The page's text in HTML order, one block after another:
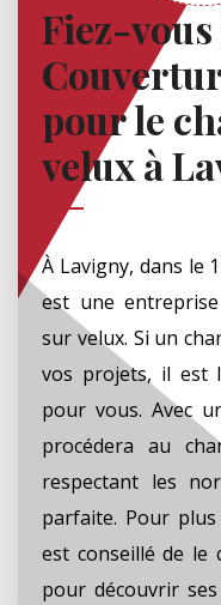
Fiez-vous
pour le
velux à
À Lavigny, dans le
est une
sur velux. Si un
vos projets, il est
pour vous. Avec
procédera au
respectant les
parfaite. Pour
est conseillé de le
pour découvrir